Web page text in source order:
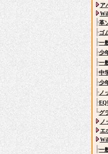
ア
┣革
┣ゴ
┣一
┣少
┣一
┣中
┣少
┣ノ
┣
┗グ
ノ
エ
┣一